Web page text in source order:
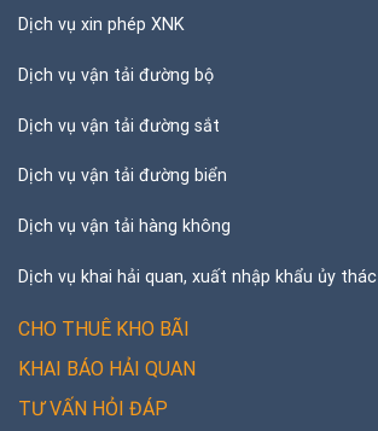
Dịch vụ xin phép XNK
Dịch vụ vận tải đường bộ
Dịch vụ vận tải đường sắt
Dịch vụ vận tải đường biển
Dịch vụ vận tải hàng không
Dịch vụ khai hải quan, xuất nhập khẩu ủy thác
CHO THUÊ KHO BÃI
KHAI BÁO HẢI QUAN
TƯ VẤN HỎI ĐÁP